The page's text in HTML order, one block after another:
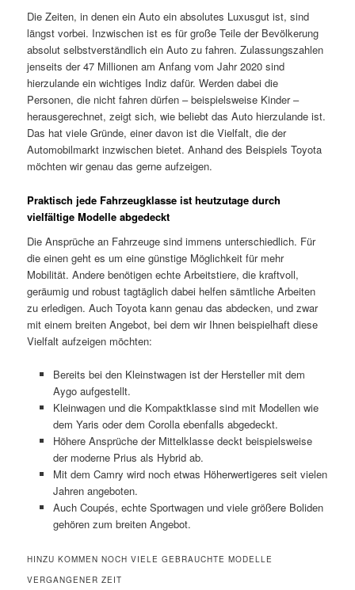
Die Zeiten, in denen ein Auto ein absolutes Luxusgut ist, sind
längst vorbei. Inzwischen ist es für große Teile der Bevölkerung
absolut selbstverständlich ein Auto zu fahren. Zulassungszahlen
jenseits der 47 Millionen am Anfang vom Jahr 2020 sind
hierzulande ein wichtiges Indiz dafür. Werden dabei die
Personen, die nicht fahren dürfen – beispielsweise Kinder –
herausgerechnet, zeigt sich, wie beliebt das Auto hierzulande ist.
Das hat viele Gründe, einer davon ist die Vielfalt, die der
Automobilmarkt inzwischen bietet. Anhand des Beispiels Toyota
möchten wir genau das gerne aufzeigen.
Praktisch jede Fahrzeugklasse ist heutzutage durch
vielfältige Modelle abgedeckt
Die Ansprüche an Fahrzeuge sind immens unterschiedlich. Für
die einen geht es um eine günstige Möglichkeit für mehr
Mobilität. Andere benötigen echte Arbeitstiere, die kraftvoll,
geräumig und robust tagtäglich dabei helfen sämtliche Arbeiten
zu erledigen. Auch Toyota kann genau das abdecken, und zwar
mit einem breiten Angebot, bei dem wir Ihnen beispielhaft diese
Vielfalt aufzeigen möchten:
Bereits bei den Kleinstwagen ist der Hersteller mit dem
Aygo aufgestellt.
Kleinwagen und die Kompaktklasse sind mit Modellen wie
dem Yaris oder dem Corolla ebenfalls abgedeckt.
Höhere Ansprüche der Mittelklasse deckt beispielsweise
der moderne Prius als Hybrid ab.
Mit dem Camry wird noch etwas Höherwertigeres seit vielen
Jahren angeboten.
Auch Coupés, echte Sportwagen und viele größere Boliden
gehören zum breiten Angebot.
HINZU KOMMEN NOCH VIELE GEBRAUCHTE MODELLE
VERGANGENER ZEIT